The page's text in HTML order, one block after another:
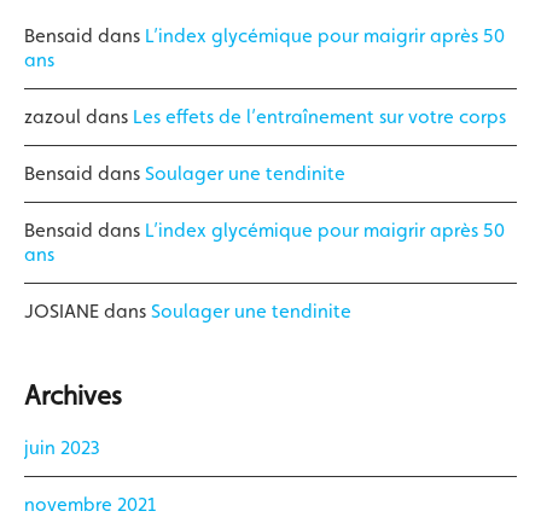
Bensaid dans L’index glycémique pour maigrir après 50
ans
zazoul dans Les effets de l’entraînement sur votre corps
Bensaid dans Soulager une tendinite
Bensaid dans L’index glycémique pour maigrir après 50
ans
JOSIANE dans Soulager une tendinite
Archives
juin 2023
novembre 2021